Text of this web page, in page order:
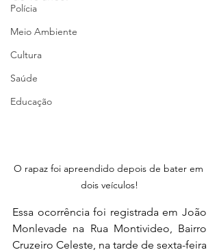
Polícia
Meio Ambiente
Cultura
Saúde
Educação
O rapaz foi apreendido depois de bater em
dois veículos!
Essa ocorrência foi registrada em João
Monlevade na Rua Montivideo, Bairro
Cruzeiro Celeste, na tarde de sexta-feira